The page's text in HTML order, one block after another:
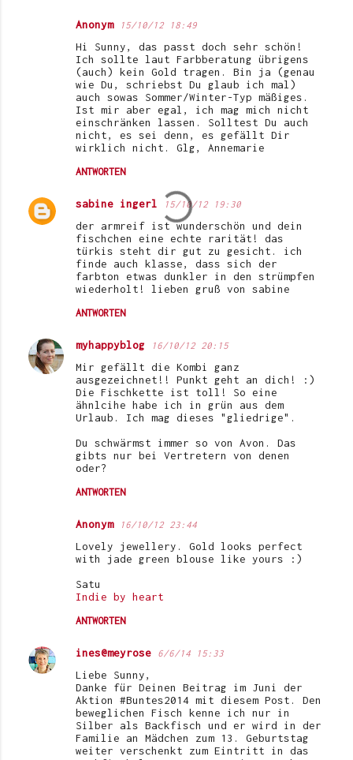
Anonym 15/10/12 18:49
Hi Sunny, das passt doch sehr schön!
Ich sollte laut Farbberatung übrigens
(auch) kein Gold tragen. Bin ja (genau
wie Du, schriebst Du glaub ich mal)
auch sowas Sommer/Winter-Typ mäßiges.
Ist mir aber egal, ich mag mich nicht
einschränken lassen. Solltest Du auch
nicht, es sei denn, es gefällt Dir
wirklich nicht. Glg, Annemarie
ANTWORTEN
sabine ingerl 15/10/12 19:30
der armreif ist wunderschön und dein
fischchen eine echte rarität! das
türkis steht dir gut zu gesicht. ich
finde auch klasse, dass sich der
farbton etwas dunkler in den strümpfen
wiederholt! lieben gruß von sabine
ANTWORTEN
myhappyblog 16/10/12 20:15
Mir gefällt die Kombi ganz
ausgezeichnet!! Punkt geht an dich! :)
Die Fischkette ist toll! So eine
ähnlcihe habe ich in grün aus dem
Urlaub. Ich mag dieses "gliedrige".
Du schwärmst immer so von Avon. Das
gibts nur bei Vertretern von denen
oder?
ANTWORTEN
Anonym 16/10/12 23:44
Lovely jewellery. Gold looks perfect
with jade green blouse like yours :)
Satu
Indie by heart
ANTWORTEN
ines@meyrose 6/6/14 15:33
Liebe Sunny,
Danke für Deinen Beitrag im Juni der
Aktion #Buntes2014 mit diesem Post. Den
beweglichen Fisch kenne ich nur in
Silber als Backfisch und er wird in der
Familie an Mädchen zum 13. Geburtstag
weiter verschenkt zum Eintritt in das